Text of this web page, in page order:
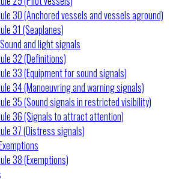
30 (Anchored vessels and vessels aground)
31 (Seaplanes)
and light signals
32 (Definitions)
33 (Equipment for sound signals)
34 (Manoeuvring and warning signals)
35 (Sound signals in restricted visibility)
36 (Signals to attract attention)
37 (Distress signals)
38 (Exemptions)